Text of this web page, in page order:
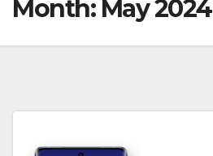
Month: May 2024